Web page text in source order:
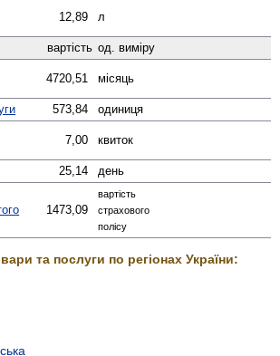
12,89 л
вартість од. виміру
4720,51 місяць
573,84
одиниця
7,00 квиток
25,14
день
1473,09
вартість
страхового
полісу
та послуги по регіонах України: